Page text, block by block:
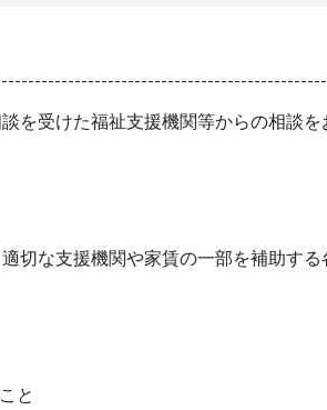
受けた福祉支援機関等からの相談を
切な支援機関や家賃の一部を補助す
と